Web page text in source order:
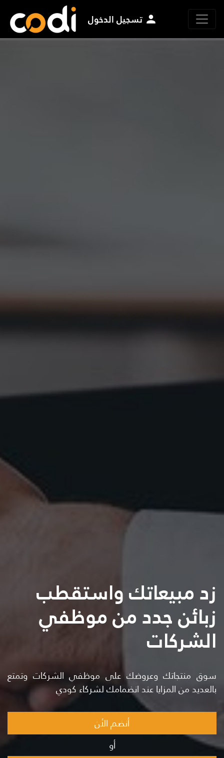
تسجيل الدخول
زد مبيعاتك واستقطب
زبائن جدد من موظفي
الشركات
سوق منتجاتك وعروضك على موظفي الشركات وتمتع
بالعديد من المزايا عند انضمامك لشركاء كودي
أنضم اﻷن
أو